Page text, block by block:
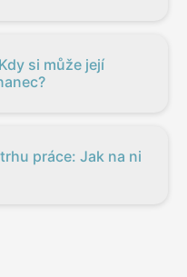
si může její
práce: Jak na ni